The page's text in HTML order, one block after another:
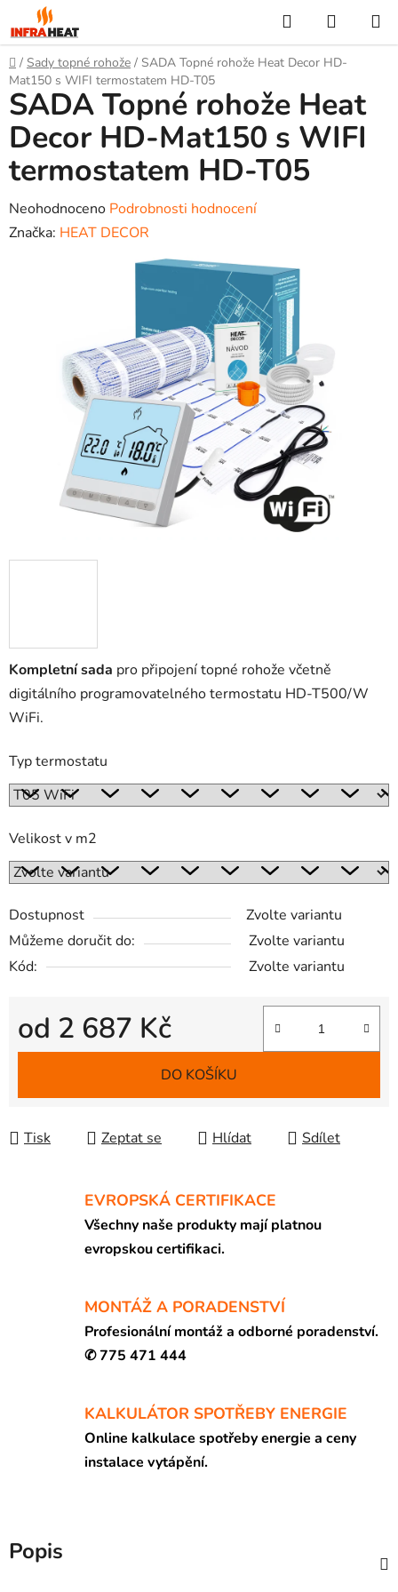
na
obsah
Hledat
KOŠÍK
Domů
/ Sady topné rohože / SADA Topné rohože Heat Decor HD-
Mat150 s WIFI termostatem HD-T05
Kompletní sada pro připojení topné rohože včetně
digitálního programovatelného termostatu HD-T500/W
WiFi.
Typ termostatu
Velikost v m2
Dostupnost
Zvolte variantu
Můžeme doručit do:
Zvolte variantu
Kód:
Zvolte variantu
od 2 687 Kč
Měrná cena:
DO KOŠÍKU
Tisk Zeptat se Hlídat Sdílet
SADA Topné rohože Heat
Decor HD-Mat150 s WIFI
termostatem HD-T05
Průměrné
hodnocení
hvězdiček.
Neohodnoceno Podrobnosti hodnocení
Značka: HEAT DECOR
EVROPSKÁ CERTIFIKACE
Všechny naše produkty mají platnou
evropskou certifikaci.
MONTÁŽ A PORADENSTVÍ
Profesionální montáž a odborné poradenství.
✆ 775 471 444
KALKULÁTOR SPOTŘEBY ENERGIE
Online kalkulace spotřeby energie a ceny
instalace vytápění.
Popis